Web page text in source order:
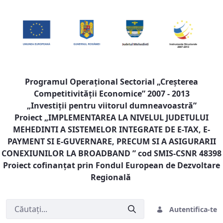
Programul Operaţional Sectorial „Creşterea
Competitivităţii Economice” 2007 - 2013
„Investiţii pentru viitorul dumneavoastră”
Proiect „IMPLEMENTAREA LA NIVELUL JUDETULUI
MEHEDINTI A SISTEMELOR INTEGRATE DE E-TAX, E-
PAYMENT SI E-GUVERNARE, PRECUM SI A ASIGURARII
CONEXIUNILOR LA BROADBAND ” cod SMIS-CSNR 48398
Proiect cofinanţat prin Fondul European de Dezvoltare
Regională
Autentifica-te